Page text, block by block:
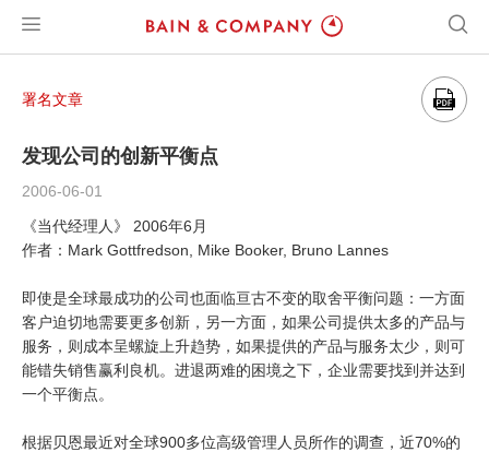
署名文章
发现公司的创新平衡点
2006-06-01
《当代经理人》 2006年6月
作者：Mark Gottfredson, Mike Booker, Bruno Lannes
即使是全球最成功的公司也面临亘古不变的取舍平衡问题：一方面
客户迫切地需要更多创新，另一方面，如果公司提供太多的产品与
服务，则成本呈螺旋上升趋势，如果提供的产品与服务太少，则可
能错失销售赢利良机。进退两难的困境之下，企业需要找到并达到
一个平衡点。
根据贝恩最近对全球900多位高级管理人员所作的调查，近70%的